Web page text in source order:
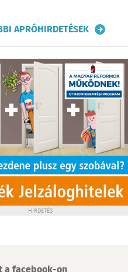
APRÓHIRDETÉSEK
HIRDETÉS